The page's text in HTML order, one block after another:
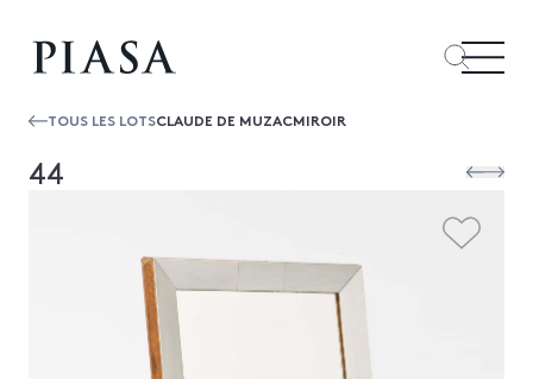
TOUS LES LOTSCLAUDE DE MUZACMIROIR
44